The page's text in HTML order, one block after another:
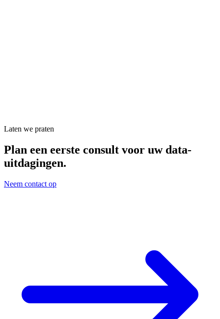
Laten we praten
Plan een eerste consult voor uw data-
uitdagingen.
Neem contact op